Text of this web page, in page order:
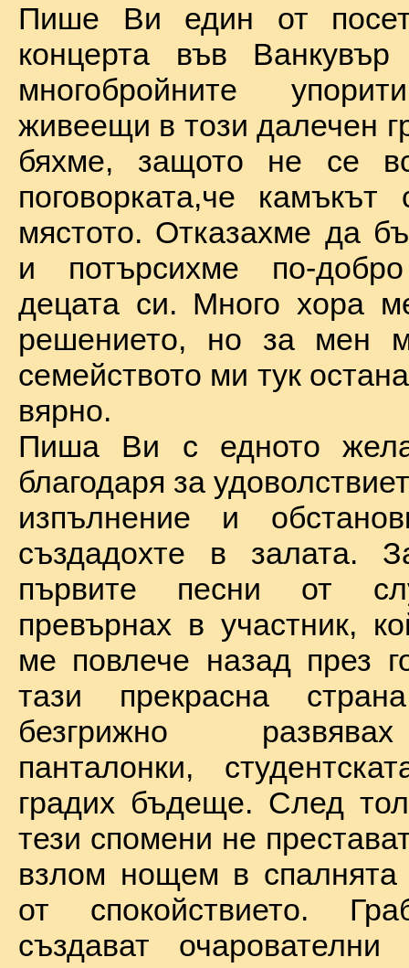
Пише Ви един от
концерта във
многобройните
живеещи в този далечен
бяхме, защото не се
поговорката,че
мястото. Отказахме да
и потърсихме по-
децата си. Много хора
решението, но за мен
семейството ми тук
вярно.
Пиша Ви с едното
благодаря за
изпълнение и
създадохте в залата.
първите песни от
превърнах в участник,
ме повлече назад през
тази прекрасна
безгрижно
панталонки,
градих бъдеще. След
тези спомени не
взлом нощем в спалнята
от спокойствието.
създават